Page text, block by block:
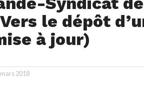
le dépôt
à jour)
2018